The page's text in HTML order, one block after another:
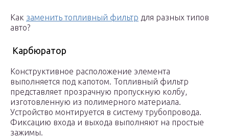
Как заменить топливный фильтр для разных типов
авто?
Карбюратор
Конструктивное расположение элемента
выполняется под капотом. Топливный фильтр
представляет прозрачную пропускную колбу,
изготовленную из полимерного материала.
Устройство монтируется в систему трубопровода.
Фиксацию входа и выхода выполняют на простые
зажимы.